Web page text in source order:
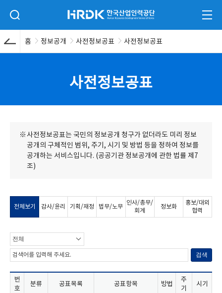
검색 입력폼 열기 HRDK 한국산업인력공단 전체
홈 정보공개 사전정보공표 사전정보공표
사전정보공표
사전정보공표는 국민의 정보공개 청구가 없더라도 미리 정보
공개의 구체적인 범위, 주기, 시기 및 방법 등을 정하여 정보를
공개하는 서비스입니다. (공공기관 정보공개에 관한 법률 제7
조)
전체보기 감사/윤리 기획/재정 법무/노무
인사/총무/
회계
정보화
홍보/대외
협력
전체
검색
번
호
분류 공표목록 공표항목 방법
주
기
시기